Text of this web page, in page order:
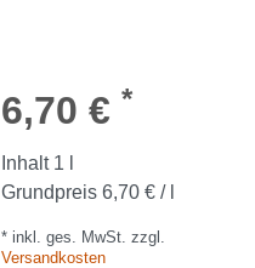
6,70 € *
Inhalt 1
Grundpreis 6,70 € / l
* inkl. ges. MwSt. zzgl.
Versandkosten